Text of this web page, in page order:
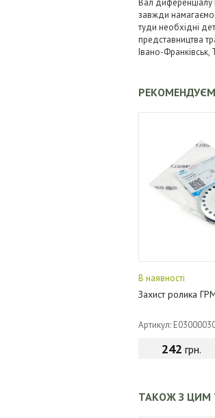
Вал диференціалу
завжди
туди необхідні
представництва
Івано-Франківськ,
В наявності
Захист ролика
Артикул:
242 грн.
ТАКОЖ З ЦИМ